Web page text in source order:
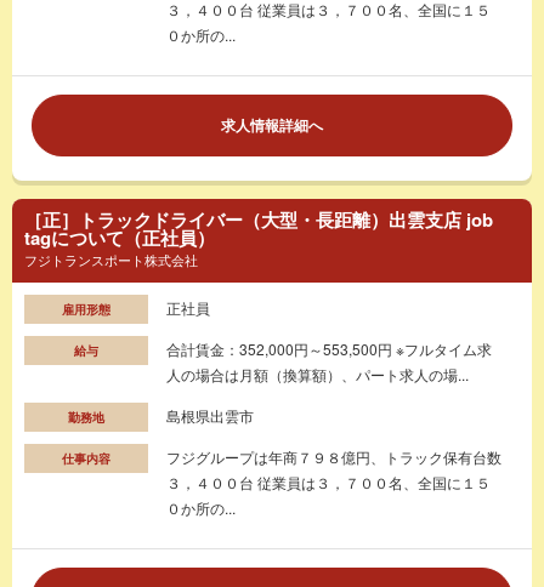
３，４００台 従業員は３，７００名、全国に１５
０か所の...
求人情報詳細へ
［正］トラックドライバー（大型・長距離）出雲支店 job
tagについて（正社員）
フジトランスポート株式会社
雇用形態 正社員
給与
合計賃金：352,000円～553,500円 ※フルタイム求
人の場合は月額（換算額）、パート求人の場...
勤務地 島根県出雲市
仕事内容
フジグループは年商７９８億円、トラック保有台数
３，４００台 従業員は３，７００名、全国に１５
０か所の...